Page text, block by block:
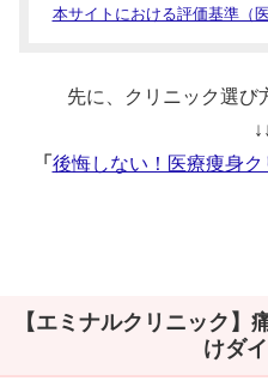
本サイトにおける評価基準（
先に、クリニック選び
「 後悔しない！医療痩身
【エミナルクリニック】
けダ